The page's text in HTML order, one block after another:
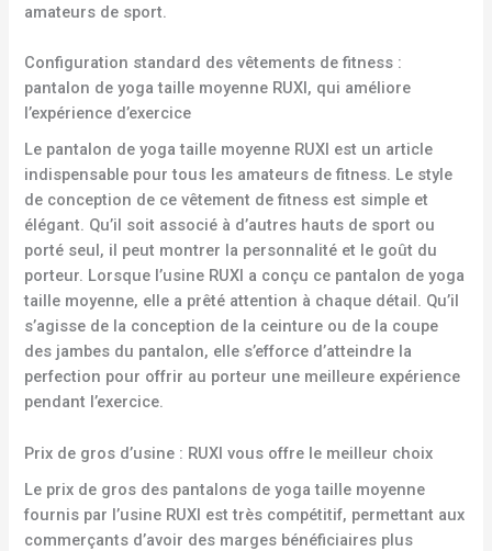
amateurs de sport.
Configuration standard des vêtements de fitness :
pantalon de yoga taille moyenne RUXI, qui améliore
l’expérience d’exercice
Le pantalon de yoga taille moyenne RUXI est un article
indispensable pour tous les amateurs de fitness. Le style
de conception de ce vêtement de fitness est simple et
élégant. Qu’il soit associé à d’autres hauts de sport ou
porté seul, il peut montrer la personnalité et le goût du
porteur. Lorsque l’usine RUXI a conçu ce pantalon de yoga
taille moyenne, elle a prêté attention à chaque détail. Qu’il
s’agisse de la conception de la ceinture ou de la coupe
des jambes du pantalon, elle s’efforce d’atteindre la
perfection pour offrir au porteur une meilleure expérience
pendant l’exercice.
Prix de gros d’usine : RUXI vous offre le meilleur choix
Le prix de gros des pantalons de yoga taille moyenne
fournis par l’usine RUXI est très compétitif, permettant aux
commerçants d’avoir des marges bénéficiaires plus